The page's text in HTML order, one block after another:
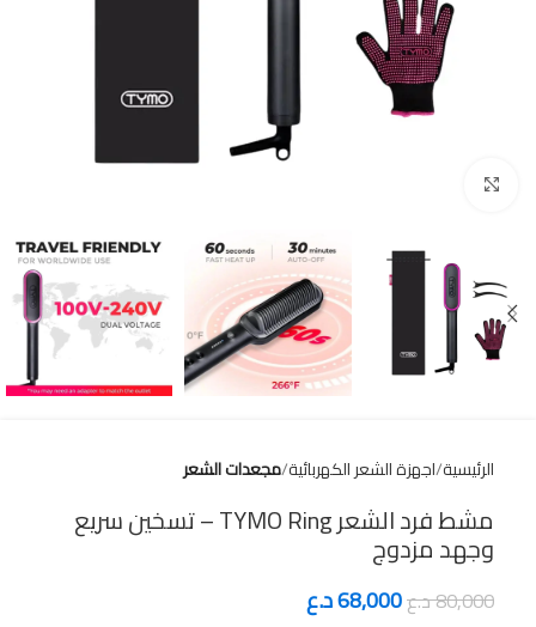
الرئيسية اجهزة الشعر الكهربائية مجعدات الشعر
مشط فرد الشعر TYMO Ring – تسخين سريع
وجهد مزدوج
80,000د.ع68,000د.ع